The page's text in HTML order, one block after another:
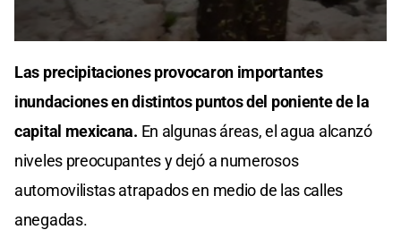
of
seconds
Las precipitaciones provocaron importantes
inundaciones en distintos puntos del poniente de la
capital mexicana. En algunas áreas, el agua alcanzó
niveles preocupantes y dejó a numerosos
automovilistas atrapados en medio de las calles
anegadas.